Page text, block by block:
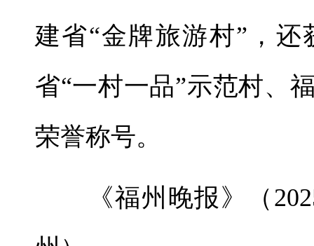
建省“金牌旅游村”，
省“一村一品”示范村、
荣誉称号。
《福州晚报》（